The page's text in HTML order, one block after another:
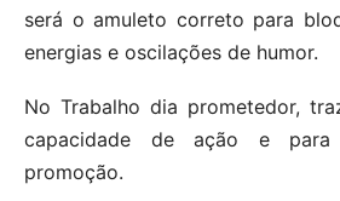
será o amuleto correto para
energias e oscilações de humor.
No Trabalho dia prometedor,
capacidade de ação e
promoção.